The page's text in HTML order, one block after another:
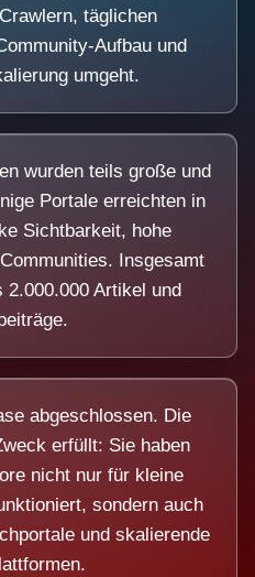
täglichen
Aufbau und
umgeht.
wurden teils große und
Portale erreichten in
Sichtbarkeit, hohe
Insgesamt
Artikel und
abgeschlossen. Die
erfüllt: Sie haben
nicht nur für kleine
sondern auch
und skalierende